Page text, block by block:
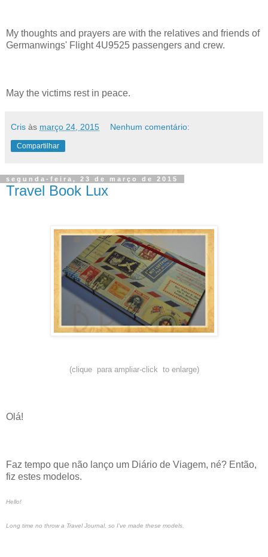
My thoughts and prayers are with the relatives and friends of
Germanwings' Flight 4U9525 passengers and crew.
May the victims rest in peace.
Cris às março 24, 2015 Nenhum comentário:
Compartilhar
segunda-feira, 23 de março de 2015
Travel Book Lux
(clique para ampliar-click to enlarge)
Olá!
Faz tempo que não lanço um Diário de Viagem, né? Então,
fiz estes modelos.
Hello!
Long time no throw a Travel Journal, so I've made these models.